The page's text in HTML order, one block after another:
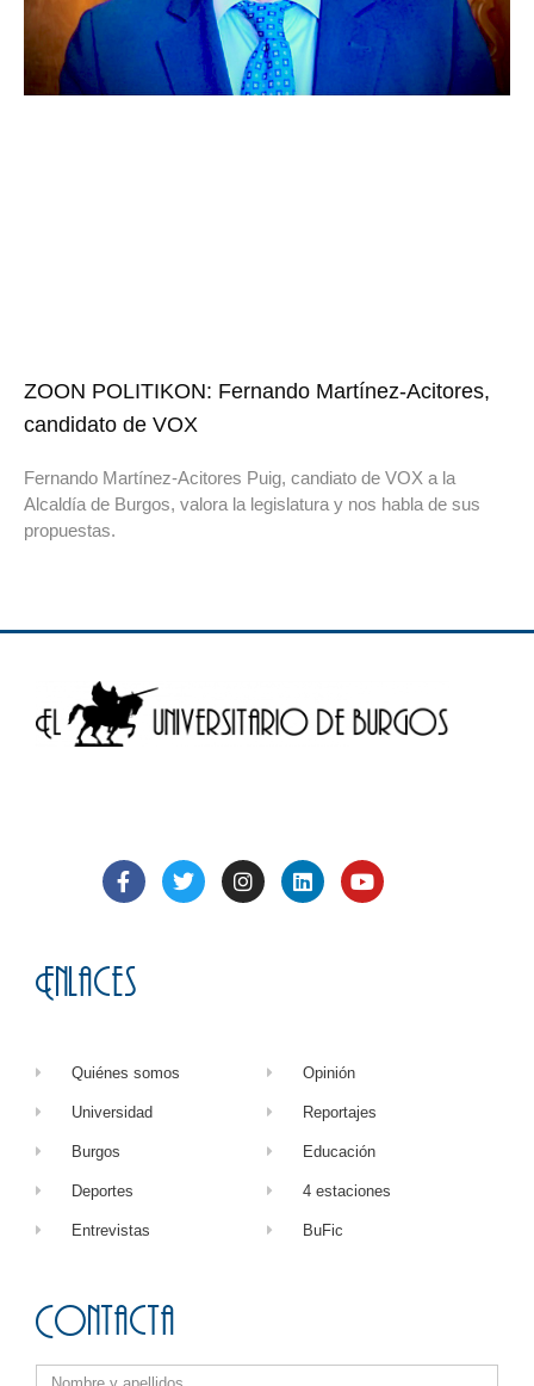
ZOON POLITIKON: Fernando Martínez-Acitores,
candidato de VOX
Fernando Martínez-Acitores Puig, candiato de VOX a la
Alcaldía de Burgos, valora la legislatura y nos habla de sus
propuestas.
Enlaces
Quiénes somos
Universidad
Burgos
Deportes
Entrevistas
Opinión
Reportajes
Educación
4 estaciones
BuFic
Contacta